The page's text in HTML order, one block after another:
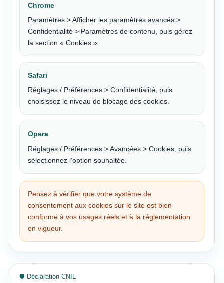
Chrome
Paramètres > Afficher les paramètres avancés >
Confidentialité > Paramètres de contenu, puis gérez
la section « Cookies ».
Safari
Réglages / Préférences > Confidentialité, puis
choisissez le niveau de blocage des cookies.
Opera
Réglages / Préférences > Avancées > Cookies, puis
sélectionnez l’option souhaitée.
Pensez à vérifier que votre système de
consentement aux cookies sur le site est bien
conforme à vos usages réels et à la réglementation
en vigueur.
🛡️ Déclaration CNIL